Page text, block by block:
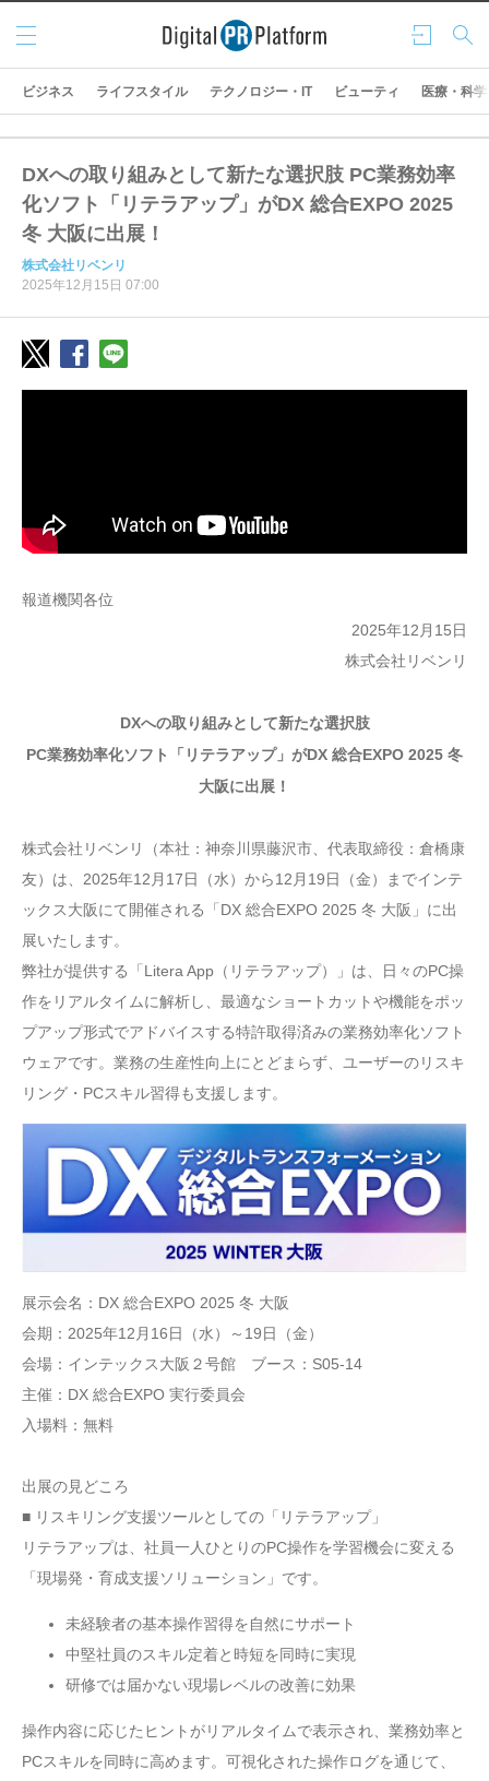
ログ
イン
検索
メニ
ュー
ビジネス ライフスタイル テクノロジー・IT ビューティ 医療・科学
DXへの取り組みとして新たな選択肢 PC業務効率
化ソフト「リテラアップ」がDX 総合EXPO 2025
冬 大阪に出展！
株式会社リベンリ
2025年12月15日 07:00
報道機関各位
2025年12月15日
株式会社リベンリ
DXへの取り組みとして新たな選択肢
PC業務効率化ソフト「リテラアップ」がDX 総合EXPO 2025 冬
大阪に出展！
株式会社リベンリ（本社：神奈川県藤沢市、代表取締役：倉橋康
友）は、2025年12月17日（水）から12月19日（金）までインテ
ックス大阪にて開催される「DX 総合EXPO 2025 冬 大阪」に出
展いたします。
弊社が提供する「Litera App（リテラアップ）」は、日々のPC操
作をリアルタイムに解析し、最適なショートカットや機能をポッ
プアップ形式でアドバイスする特許取得済みの業務効率化ソフト
ウェアです。業務の生産性向上にとどまらず、ユーザーのリスキ
リング・PCスキル習得も支援します。
展示会名：DX 総合EXPO 2025 冬 大阪
会期：2025年12月16日（水）～19日（金）
会場：インテックス大阪２号館 ブース：S05-14
主催：DX 総合EXPO 実行委員会
入場料：無料
出展の見どころ
■ リスキリング支援ツールとしての「リテラアップ」
リテラアップは、社員一人ひとりのPC操作を学習機会に変える
「現場発・育成支援ソリューション」です。
未経験者の基本操作習得を自然にサポート
中堅社員のスキル定着と時短を同時に実現
研修では届かない現場レベルの改善に効果
操作内容に応じたヒントがリアルタイムで表示され、業務効率と
PCスキルを同時に高めます。可視化された操作ログを通じて、